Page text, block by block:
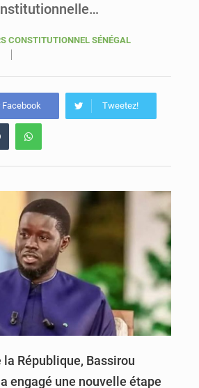
CONSTITUTIONNEL SÉNÉGAL
Facebook Tweetez!
République, Bassirou
engagé une nouvelle étape